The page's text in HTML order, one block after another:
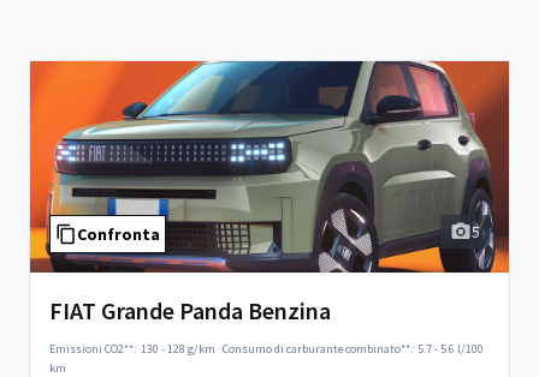
Confronta 5
FIAT Grande Panda Benzina
Emissioni CO2**: 130 - 128 g/km ·Consumo di carburante combinato**: 5.7 - 5.6 l/100
km